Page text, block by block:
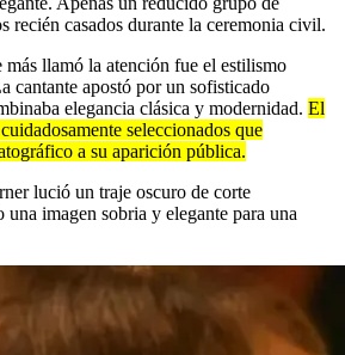
recién casados durante la ceremonia civil.
más llamó la atención fue el estilismo
cantante apostó por un sofisticado
elegancia clásica y modernidad. El
seleccionados que
a su aparición pública.
lució un traje oscuro de corte
imagen sobria y elegante para una